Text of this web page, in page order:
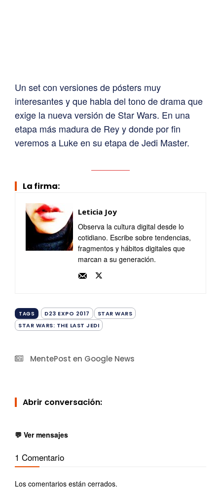
Un set con versiones de pósters muy
interesantes y que habla del tono de drama que
exige la nueva versión de Star Wars. En una
etapa más madura de Rey y donde por fin
veremos a Luke en su etapa de Jedi Master.
La firma:
Leticia Joy
Observa la cultura digital desde lo
cotidiano. Escribe sobre tendencias,
fragmentos y hábitos digitales que
marcan a su generación.
TAGS D23 EXPO 2017
STAR WARS
STAR WARS: THE LAST JEDI
MentePost en Google News
Abrir conversación:
💬 Ver mensajes
1 Comentario
Los comentarios están cerrados.